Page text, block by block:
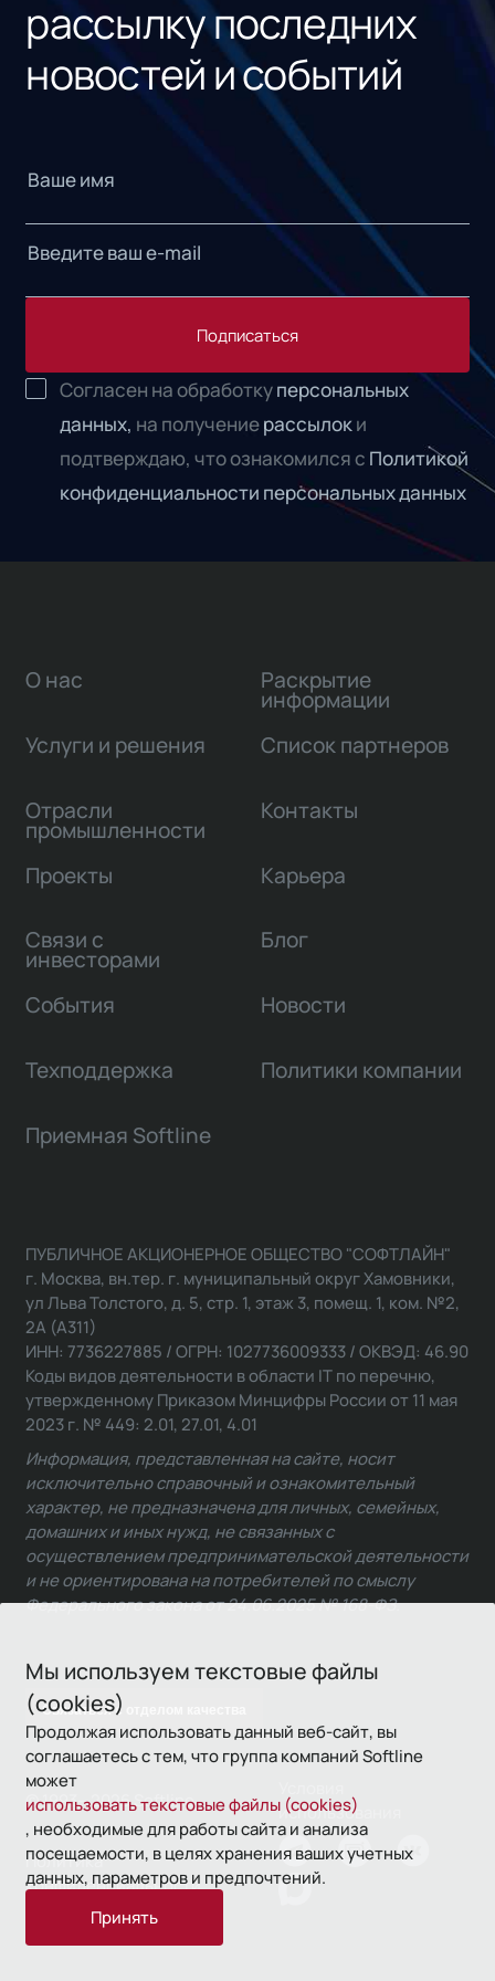
рассылку последних
новостей и событий
Подписаться
Согласен на обработкуперсональных
данных, на получениерассылоки
подтверждаю, что ознакомился с Политикой
конфиденциальности персональных данных
Мы используем текстовые файлы
(cookies)
Продолжая использовать данный веб-сайт, вы
соглашаетесь с тем, что группа компаний Softline
может
использовать текстовые файлы (cookies)
, необходимые для работы сайта и анализа
посещаемости, в целях хранения ваших учетных
данных, параметров и предпочтений.
Принять
О нас
Услуги и решения
Отрасли
промышленности
Проекты
Связи с
инвесторами
Раскрытие
информации
Список партнеров
Контакты
Карьера
Блог
События Новости
Техподдержка Политики компании
Приемная Softline
Связаться с отделом качества
ПУБЛИЧНОЕ АКЦИОНЕРНОЕ ОБЩЕСТВО "СОФТЛАЙН"
г. Москва, вн.тер. г. муниципальный округ Хамовники,
ул Льва Толстого, д. 5, стр. 1, этаж 3, помещ. 1, ком. №2,
2А (А311)
ИНН: 7736227885 / ОГРН: 1027736009333 / ОКВЭД: 46.90
Коды видов деятельности в области IT по перечню,
утвержденному Приказом Минцифры России от 11 мая
2023 г. № 449: 2.01, 27.01, 4.01
Информация, представленная на сайте, носит
исключительно справочный и ознакомительный
характер, не предназначена для личных, семейных,
домашних и иных нужд, не связанных с
осуществлением предпринимательской деятельности
и не ориентирована на потребителей по смыслу
Федерального закона от 24.06.2025 № 168-ФЗ.
© 1993—2026 Softline
использования
Политика
конфиденциальности